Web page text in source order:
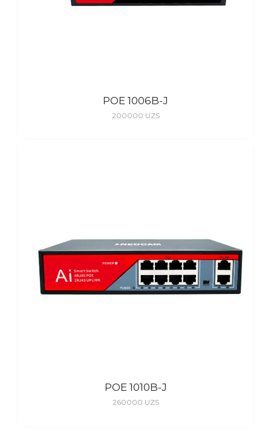
POE 1006B-J
200000 UZS
POE 1010B-J
260000 UZS